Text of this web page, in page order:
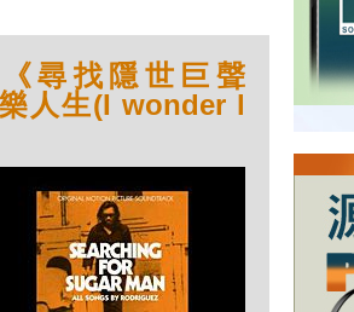
尋找隱世巨聲
人生(I wonder l